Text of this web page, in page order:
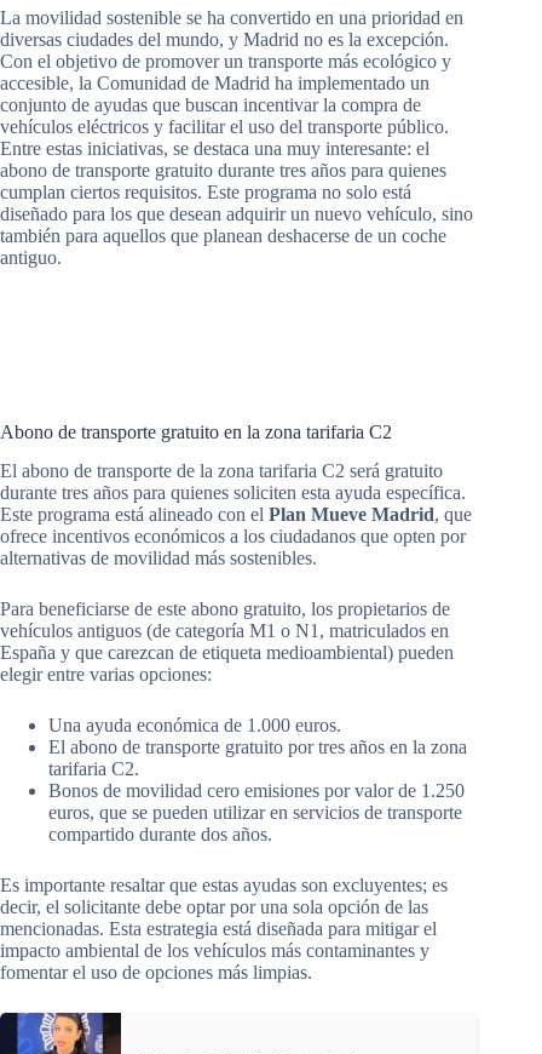
La movilidad sostenible se ha convertido en una prioridad en
diversas ciudades del mundo, y Madrid no es la excepción.
Con el objetivo de promover un transporte más ecológico y
accesible, la Comunidad de Madrid ha implementado un
conjunto de ayudas que buscan incentivar la compra de
vehículos eléctricos y facilitar el uso del transporte público.
Entre estas iniciativas, se destaca una muy interesante: el
abono de transporte gratuito durante tres años para quienes
cumplan ciertos requisitos. Este programa no solo está
diseñado para los que desean adquirir un nuevo vehículo, sino
también para aquellos que planean deshacerse de un coche
antiguo.
Abono de transporte gratuito en la zona tarifaria C2
El abono de transporte de la zona tarifaria C2 será gratuito
durante tres años para quienes soliciten esta ayuda específica.
Este programa está alineado con el Plan Mueve Madrid, que
ofrece incentivos económicos a los ciudadanos que opten por
alternativas de movilidad más sostenibles.
Para beneficiarse de este abono gratuito, los propietarios de
vehículos antiguos (de categoría M1 o N1, matriculados en
España y que carezcan de etiqueta medioambiental) pueden
elegir entre varias opciones:
Una ayuda económica de 1.000 euros.
El abono de transporte gratuito por tres años en la zona
tarifaria C2.
Bonos de movilidad cero emisiones por valor de 1.250
euros, que se pueden utilizar en servicios de transporte
compartido durante dos años.
Es importante resaltar que estas ayudas son excluyentes; es
decir, el solicitante debe optar por una sola opción de las
mencionadas. Esta estrategia está diseñada para mitigar el
impacto ambiental de los vehículos más contaminantes y
fomentar el uso de opciones más limpias.